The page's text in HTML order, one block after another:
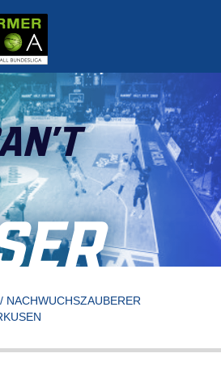
/ NACHWUCHSZAUBERER